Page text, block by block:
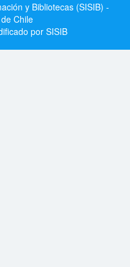
y Bibliotecas (SISIB) -
Chile
por SISIB